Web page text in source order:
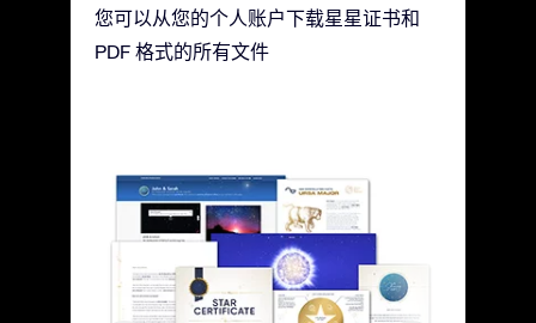
您可以从您的个人账户下载星星证书和
PDF 格式的所有文件